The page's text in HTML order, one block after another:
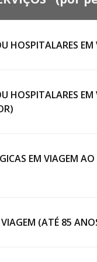
Portugal
para quem vai a
Argentina
para quem vai
a Europa, com
com assistência
HOSPITALARES
HOSPITALARES
EM VIAGEM
(ATÉ 85